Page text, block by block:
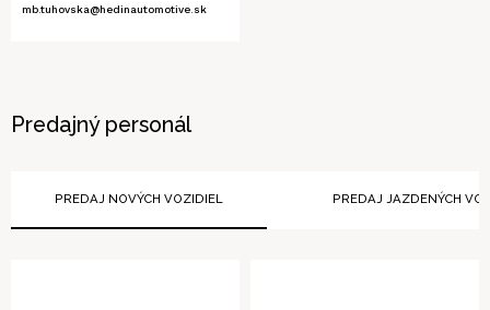
mb.tuhovska@hedinautomotive.sk
Predajný personál
PREDAJ NOVÝCH VOZIDIEL PREDAJ JAZDENÝCH